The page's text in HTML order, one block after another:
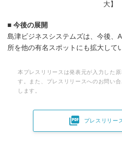
大】
■ 今後の展開
島津ビジネスシステムズは、今後、
所を他の有名スポットにも拡大して
本プレスリリースは発表元が入力した
す。また、プレスリリースへのお問い
します。
 プレスリリー